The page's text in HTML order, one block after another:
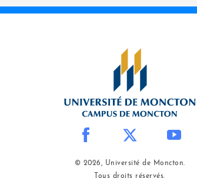
© 2026, Université de Moncton.
Tous droits réservés.